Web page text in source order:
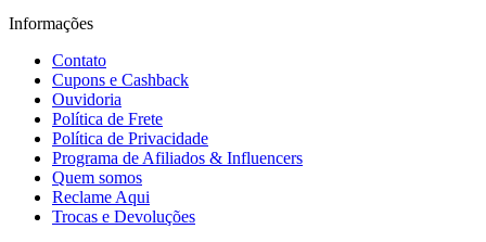
Informações
Contato
Cupons e Cashback
Ouvidoria
Política de Frete
Política de Privacidade
Programa de Afiliados & Influencers
Quem somos
Reclame Aqui
Trocas e Devoluções